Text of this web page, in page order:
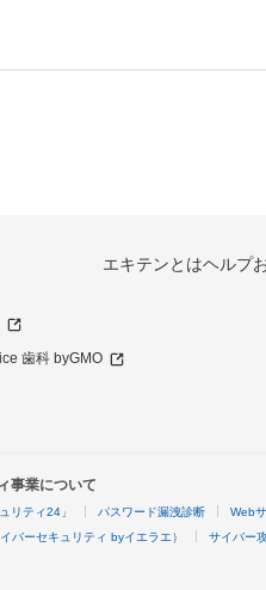
エキテンとはヘルプ
歯科 byGMO
事業について
リティ24」 パスワード漏洩診断 Web
バーセキュリティ byイエラエ） サイバー